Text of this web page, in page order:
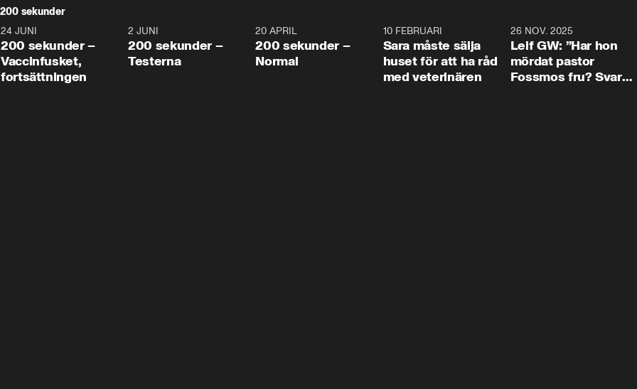
200 sekunder
5:00
24 JUNI
200 sekunder –
Vaccinfusket,
fortsättningen
4:23
2 JUNI
200 sekunder –
Testerna
20 APRIL
200 sekunder –
Normal
10 FEBRUARI
Sara måste sälja
huset för att ha råd
med veterinären
26 NOV. 2025
Leif GW: ”Har hon
mördat pastor
Fossmos fru? Svar